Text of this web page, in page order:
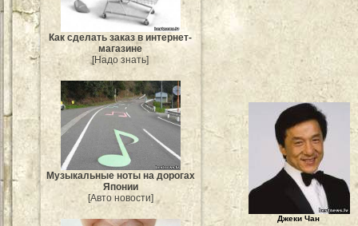
Как сделать заказ в интернет-
магазине
[Надо знать]
Музыкальные ноты на дорогах
Японии
[Авто новости]
Джеки Чан